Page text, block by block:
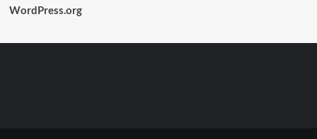
WordPress.org